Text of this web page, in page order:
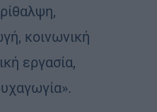
κοινωνική
εργασία,